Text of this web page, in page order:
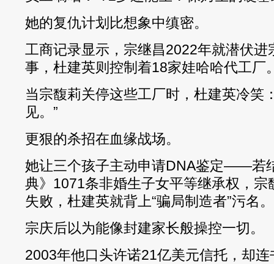
她的复仇计划比想象中缜密。
工商记录显示，宗继昌2022年就潜伏进
事，杜建英则控制着18家娃哈哈代工厂
当宗馥莉关停这些工厂时，杜建英冷笑
见。”
更狠的杀招在血缘战场。
她让三个孩子主动申请DNA鉴定——若
典》1071条非婚生子女平等继承权，宗
失败，杜建英就背上“骗局制造者”污名。
宗庆后以为能像封建家长般操控一切。
2003年他口头许诺21亿美元信托，却